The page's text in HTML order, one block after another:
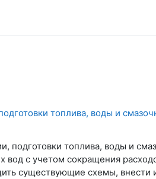
топлива, воды и
подготовки топлива, воды и
с учетом сокращения
существующие схемы, внести